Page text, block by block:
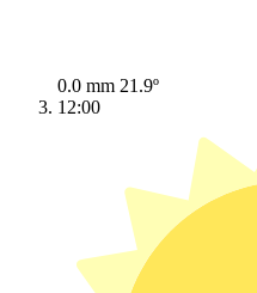
0.0 mm 21.9º
12:00